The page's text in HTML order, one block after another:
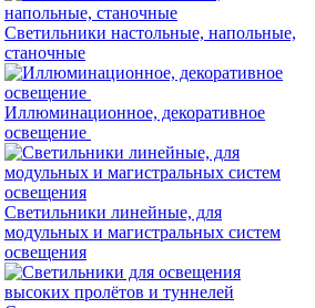
Светильники настольные, напольные,
станочные
Иллюминационное, декоративное
освещение
Светильники линейные, для
модульных и магистральных систем
освещения